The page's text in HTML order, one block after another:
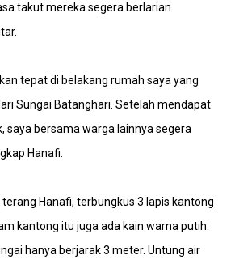
takut mereka segera berlarian
tepat di belakang rumah saya yang
Sungai Batanghari. Setelah mendapat
saya bersama warga lainnya segera
Hanafi.
Hanafi, terbungkus 3 lapis kantong
kantong itu juga ada kain warna putih.
hanya berjarak 3 meter. Untung air